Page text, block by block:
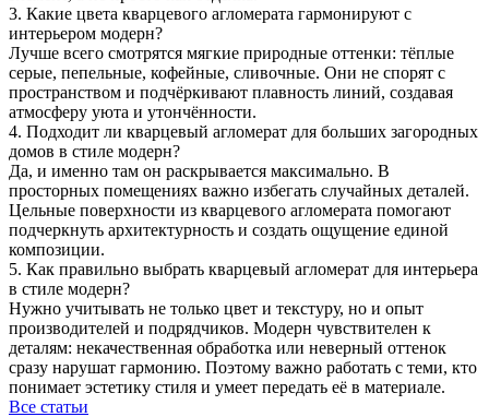
3. Какие цвета кварцевого агломерата гармонируют с
интерьером модерн?
Лучше всего смотрятся мягкие природные оттенки: тёплые
серые, пепельные, кофейные, сливочные. Они не спорят с
пространством и подчёркивают плавность линий, создавая
атмосферу уюта и утончённости.
4. Подходит ли кварцевый агломерат для больших загородных
домов в стиле модерн?
Да, и именно там он раскрывается максимально. В
просторных помещениях важно избегать случайных деталей.
Цельные поверхности из кварцевого агломерата помогают
подчеркнуть архитектурность и создать ощущение единой
композиции.
5. Как правильно выбрать кварцевый агломерат для интерьера
в стиле модерн?
Нужно учитывать не только цвет и текстуру, но и опыт
производителей и подрядчиков. Модерн чувствителен к
деталям: некачественная обработка или неверный оттенок
сразу нарушат гармонию. Поэтому важно работать с теми, кто
понимает эстетику стиля и умеет передать её в материале.
Все статьи